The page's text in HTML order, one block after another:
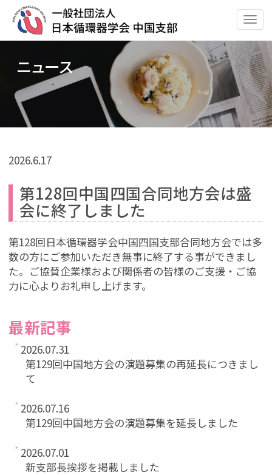
ナ
ビ
ゲ
ー
シ
ョ
ン
の
ニュース
2026.6.17
第128回中国四国合同地方会は盛
会に終了しました
第128回日本循環器学会中国四国支部合同地方会では多
数の方にご参加いただき無事に終了する事ができまし
た。ご協賛企業様および関係者の皆様のご支援・ご協
力に心よりお礼申し上げます。
最新記事
2026.07.31
第129回中国地方会の演題募集の再延長につきまし
て
2026.07.16
第129回中国地方会の演題募集を延長しました
2026.07.01
新支部長挨拶を掲載しました